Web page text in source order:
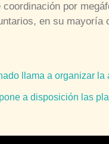
por
en su mayoría
llama a organizar la
a disposición las